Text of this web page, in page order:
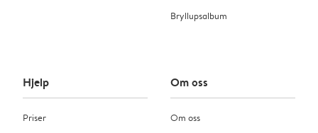
Bryllupsalbum
Hjelp
Priser
Om oss
Om oss